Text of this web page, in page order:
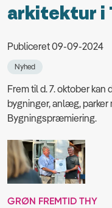
arkitektur i
Publiceret 09-09-2024
Nyhed
Frem til d. 7. oktober
bygninger, anlæg, parker
Bygningspræmiering.
GRØN FREMTID THY